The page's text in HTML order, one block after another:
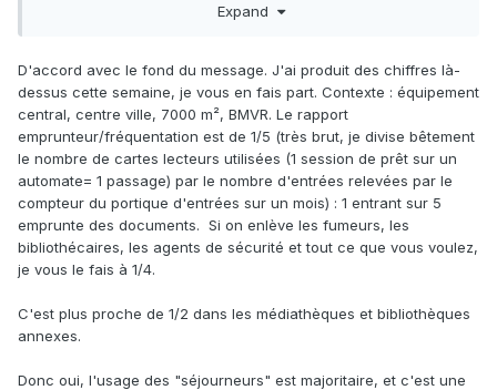
initiale de prêt, les bibliothèques sont aujourd’hui, de plus
qui restent moins de 30 minutes, parce qu’ils viennent
surtout pour l’emprunt, a fortement régressé (de 47% en
1997 à 29% en 2005), les visites longues, de plus de 30
minutes, s’étant généralisées (53% en 1997, 71% en 2005).
(Données Credoc)
Expand
D'accord avec le fond du message. J'ai produit des chiffres là-
dessus cette semaine, je vous en fais part. Contexte : équipement
central, centre ville, 7000 m², BMVR. Le rapport
emprunteur/fréquentation est de 1/5 (très brut, je divise bêtement
le nombre de cartes lecteurs utilisées (1 session de prêt sur un
automate= 1 passage) par le nombre d'entrées relevées par le
compteur du portique d'entrées sur un mois) : 1 entrant sur 5
emprunte des documents. Si on enlève les fumeurs, les
bibliothécaires, les agents de sécurité et tout ce que vous voulez,
je vous le fais à 1/4.
C'est plus proche de 1/2 dans les médiathèques et bibliothèques
annexes.
Donc oui, l'usage des "séjourneurs" est majoritaire, et c'est une